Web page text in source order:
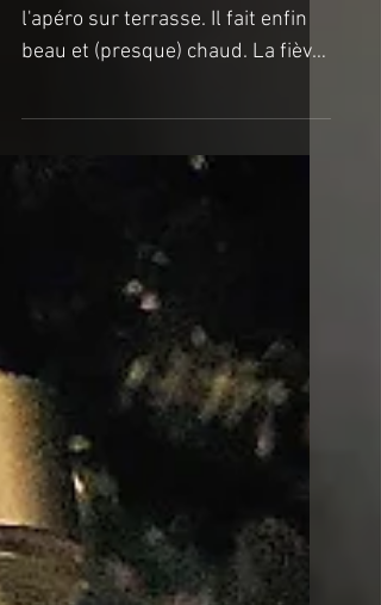
​​C'est tellement le temps de
l'apéro sur terrasse. Il fait enfin
du printemps!!! Et cet apéro se